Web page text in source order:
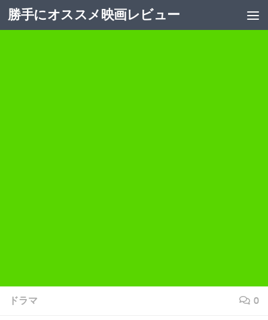
コンテンツへスキップ
勝手にオススメ映画レビュー
ドラマ 0